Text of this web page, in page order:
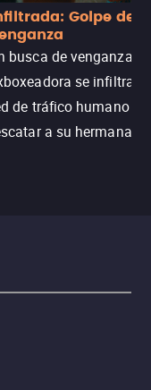
Golpe de
busca de venganza,
se infiltra
de tráfico humano
a su hermana